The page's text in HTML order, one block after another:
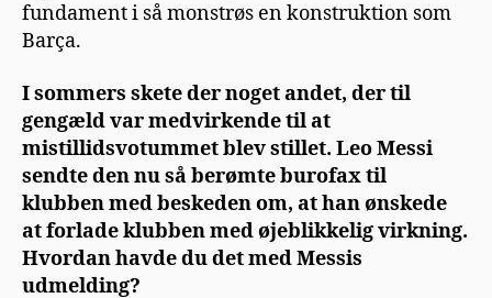
fundament i så monstrøs en konstruktion som
Barça.
I sommers skete der noget andet, der til
gengæld var medvirkende til at
mistillidsvotummet blev stillet. Leo Messi
sendte den nu så berømte burofax til
klubben med beskeden om, at han ønskede
at forlade klubben med øjeblikkelig virkning.
Hvordan havde du det med Messis
udmelding?